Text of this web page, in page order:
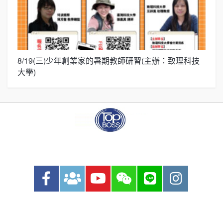
8/19(三)少年創業家的暑期教師研習(主辦：致理科技
大學)